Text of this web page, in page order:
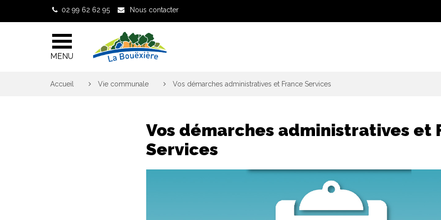
02 99 62 62 95 Nous contacter
MENU
Accueil Vie communale Vos démarches administratives et France Services
Vos démarches administratives et
Services